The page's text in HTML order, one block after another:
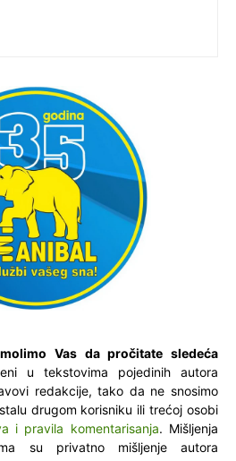
Vas da pročitate sledeća
u tekstovima pojedinih autora
redakcije, tako da ne snosimo
drugom korisniku ili trećoj osobi
i pravila komentarisanja. Mišljenja
su privatno mišljenje autora